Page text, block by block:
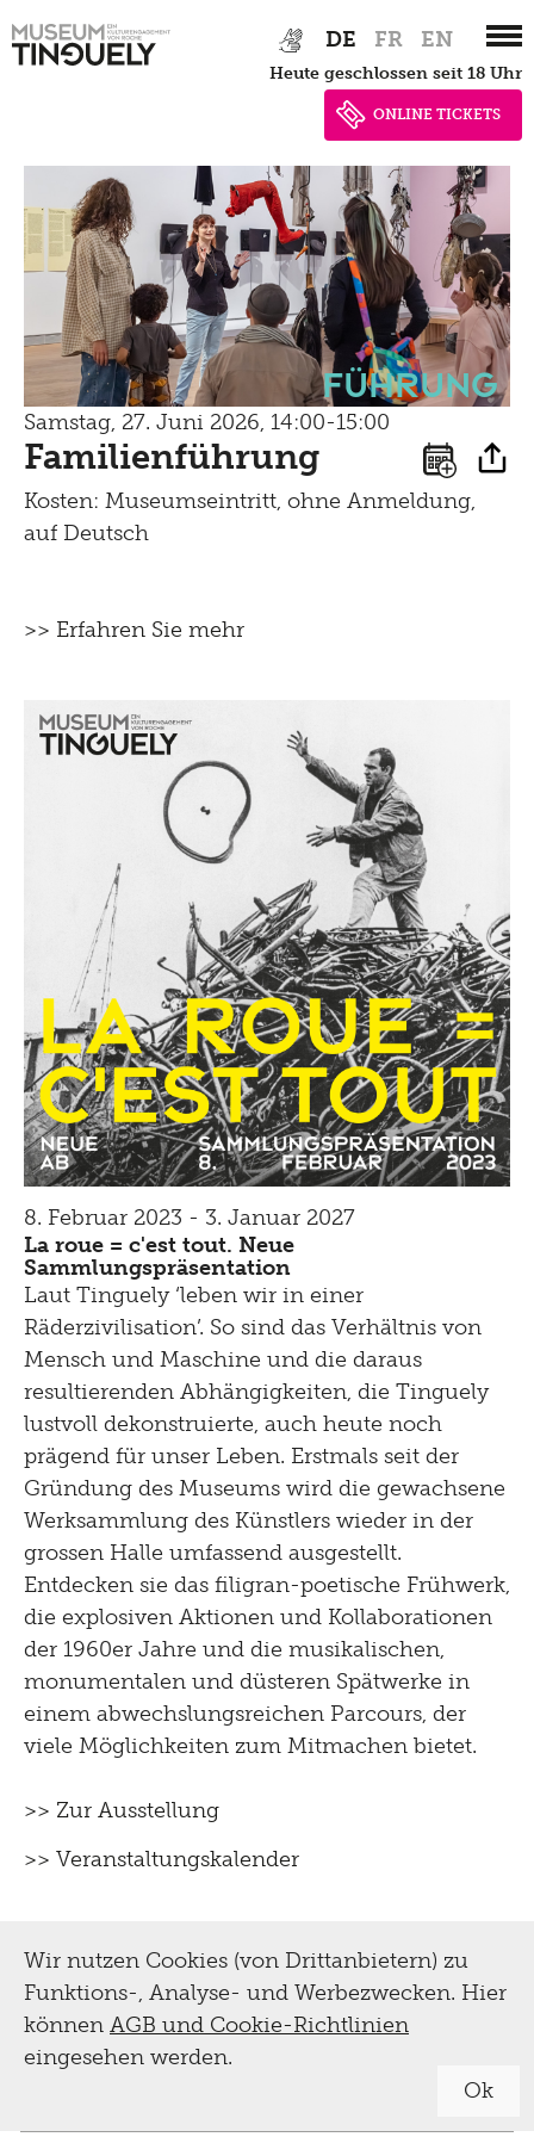
Hauptnavigation
to
DE FR EN
heute geschlossen seit 18 Uhr
ONLINE TICKETS
Lernen
Newsletter
Menu
Brunch
Kontakt
Late Thursday Menu
Führung
Samstag, 27. Juni 2026, 14:00-15:00
Familienführung
Kosten: Museumseintritt, ohne Anmeldung,
auf Deutsch
>> Erfahren Sie mehr
8. Februar 2023 - 3. Januar 2027
La roue = c'est tout. Neue
Sammlungspräsentation
Laut Tinguely ‘leben wir in einer
Räderzivilisation’. So sind das Verhältnis von
Mensch und Maschine und die daraus
resultierenden Abhängigkeiten, die Tinguely
lustvoll dekonstruierte, auch heute noch
prägend für unser Leben. Erstmals seit der
Gründung des Museums wird die gewachsene
Werksammlung des Künstlers wieder in der
grossen Halle umfassend ausgestellt.
Entdecken sie das filigran-poetische Frühwerk,
die explosiven Aktionen und Kollaborationen
der 1960er Jahre und die musikalischen,
monumentalen und düsteren Spätwerke in
einem abwechslungsreichen Parcours, der
viele Möglichkeiten zum Mitmachen bietet.
>> Zur Ausstellung
>> Veranstaltungskalender
Wir nutzen Cookies (von Drittanbietern) zu
Funktions-, Analyse- und Werbezwecken. Hier
können AGB und Cookie-Richtlinien
eingesehen werden.
Ok